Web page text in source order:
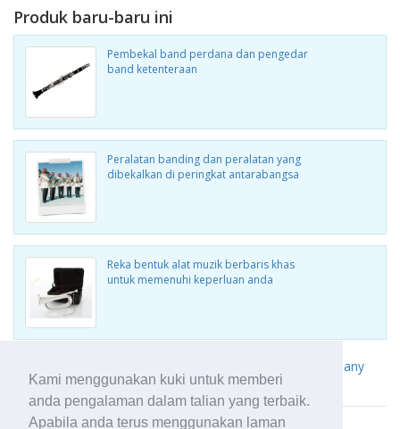
Kami menggunakan kuki untuk memberi
anda pengalaman dalam talian yang terbaik.
Apabila anda terus menggunakan laman
Produk baru-baru ini
Pembekal band perdana dan pengedar
band ketenteraan
Peralatan banding dan peralatan yang
dibekalkan di peringkat antarabangsa
Reka bentuk alat muzik berbaris khas
untuk memenuhi keperluan anda
Lihat produk lain daripada British Band Instrument Company
Limited